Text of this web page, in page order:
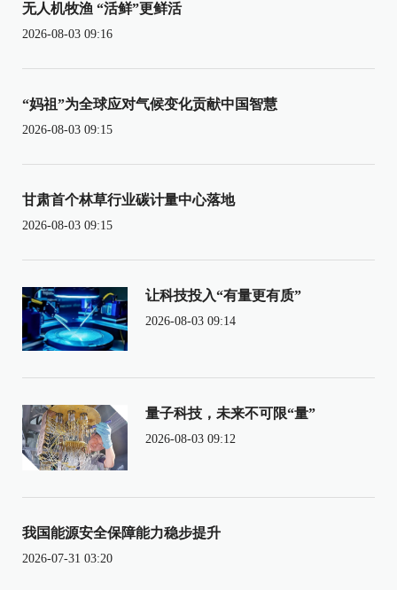
无人机牧渔 “活鲜”更鲜活
2026-08-03 09:16
“妈祖”为全球应对气候变化贡献中国智慧
2026-08-03 09:15
甘肃首个林草行业碳计量中心落地
2026-08-03 09:15
让科技投入“有量更有质”
2026-08-03 09:14
量子科技，未来不可限“量”
2026-08-03 09:12
我国能源安全保障能力稳步提升
2026-07-31 03:20